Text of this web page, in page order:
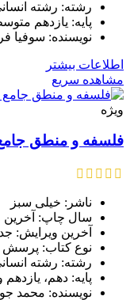
رشته: رشته
پایه: یازدهم
نویسنده:
اطلاعات بیشتر
مشاهده سریع
ویژه
فلسفه و منطق
ناشر: خیلی سبز
سال چاپ: آخرین
آخرین ویرایش:
نوع کتاب: پرسش
رشته: رشته
پایه: دهم، یازدهم
نویسنده: محمد